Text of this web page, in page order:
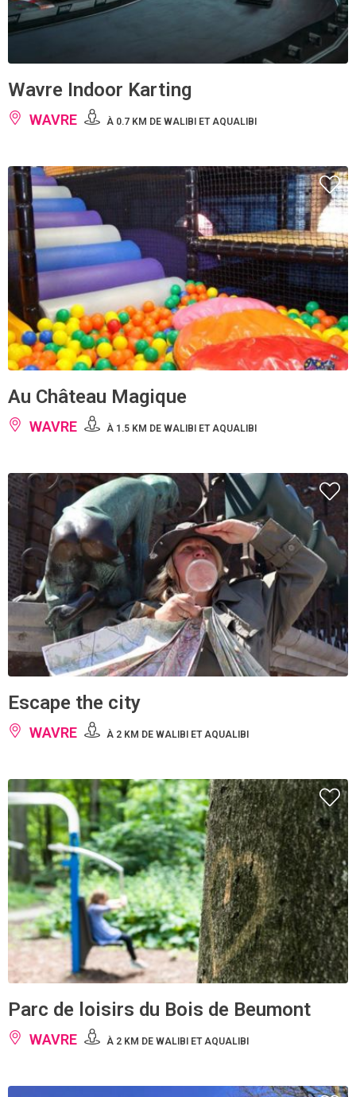
Wavre Indoor Karting
WAVRE À 0.7 KM DE WALIBI ET AQUALIBI
Au Château Magique
WAVRE À 1.5 KM DE WALIBI ET AQUALIBI
Escape the city
WAVRE À 2 KM DE WALIBI ET AQUALIBI
Parc de loisirs du Bois de Beumont
WAVRE À 2 KM DE WALIBI ET AQUALIBI